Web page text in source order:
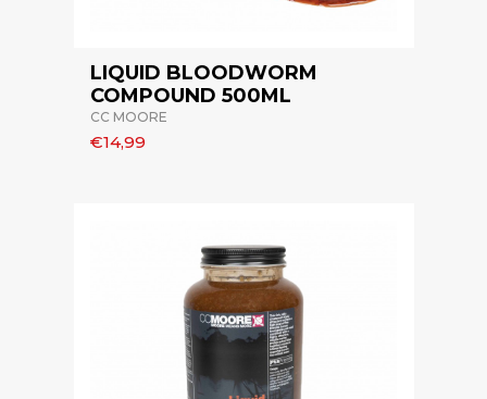
LIQUID BLOODWORM
COMPOUND 500ML
CC MOORE
€14,99